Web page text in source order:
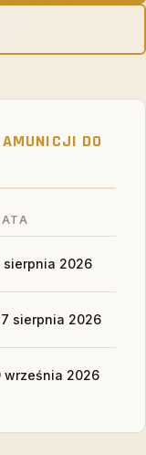
DO
sierpnia 2026
sierpnia 2026
września 2026